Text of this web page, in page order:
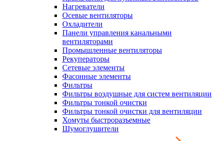
Нагреватели
Осевые вентиляторы
Охладители
Панели управления канальными
вентиляторами
Промышленные вентиляторы
Рекуператоры
Сетевые элементы
Фасонные элементы
Фильтры
Фильтры воздушные для систем вентиляции
Фильтры тонкой очистки
Фильтры тонкой очистки для вентиляции
Хомуты быстроразъемные
Шумоглушители